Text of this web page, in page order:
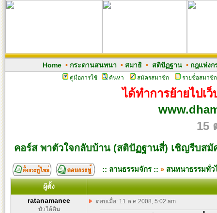
Home• กระดานสนทนา • สมาธิ• สติปัฏฐาน• กฎแห่งก
คู่มือการใช้ ค้นหา สมัครสมาชิก รายชื่อสมาชิก
ได้ทำการย้ายไปเ
15
คอร์ส พาตัวใจกลับบ้าน (สติปัฏฐานสี่) เชิญรีบสมั
:: ลานธรรมจักร :: » สนทนาธรรมทั่ว
ผู้ตั้ง
ratanamanee
บัวใต้ดิน
ตอบเมื่อ: 11 ต.ค.2008, 5:02 am